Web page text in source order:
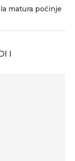
matura počinje
I